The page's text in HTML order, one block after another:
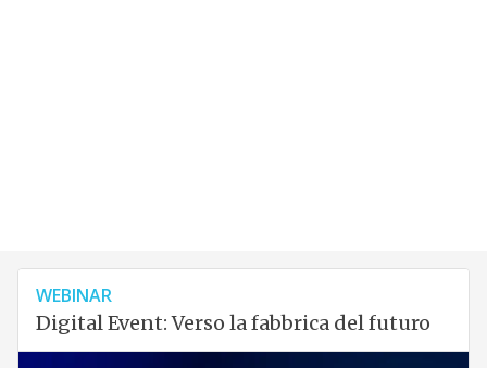
WEBINAR
Digital Event: Verso la fabbrica del futuro